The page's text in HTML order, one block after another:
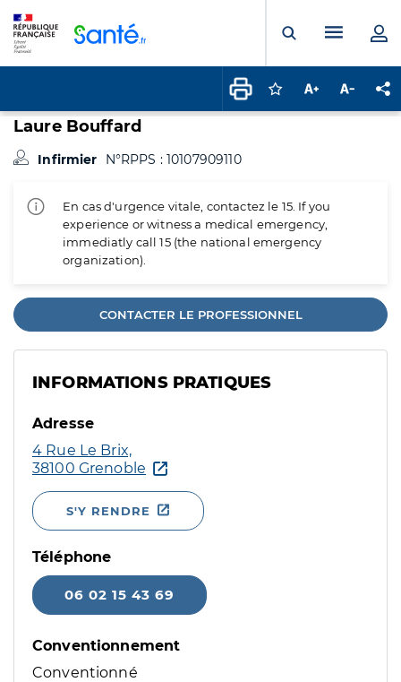
Ouvrir laMenu
Connectez-vous
Augmenter la
Laure Bouffard
Infirmier N°RPPS : 10107909110
En cas d'urgence vitale, contactez le 15. If you
experience or witness a medical emergency,
immediatly call 15 (the national emergency
organization).
CONTACTER LE PROFESSIONNEL
INFORMATIONS PRATIQUES
Adresse
4 Rue Le Brix,
38100 Grenoble
S'Y RENDRE
Téléphone
06 02 15 43 69
Conventionnement
Conventionné